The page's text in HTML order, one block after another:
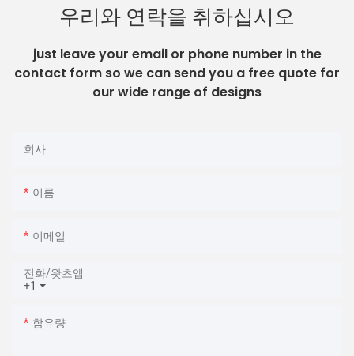
우리와 연락을 취하십시오
just leave your email or phone number in the
contact form so we can send you a free quote for
our wide range of designs
회사
이름
이메일
+1
전화/왓츠앱
함유량